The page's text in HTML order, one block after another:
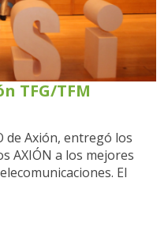
TFG/TFM
de Axión, entregó los
AXIÓN a los mejores
El